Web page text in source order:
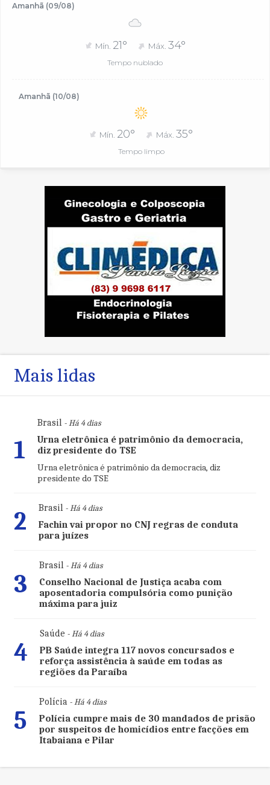
Amanhã (09/08)
Mín. 21° Máx. 34°
Tempo nublado
Amanhã (10/08)
Mín. 20° Máx.35°
Tempo limpo
Mais lidas
1
Brasil- Há 4 dias
Urna eletrônica é patrimônio da democracia,
diz presidente do TSE
Urna eletrônica é patrimônio da democracia, diz
presidente do TSE
2 Brasil- Há 4 dias
Fachin vai propor no CNJ regras de conduta
para juízes
3
Brasil- Há 4 dias
Conselho Nacional de Justiça acaba com
aposentadoria compulsória como punição
máxima para juiz
4
Saúde - Há 4 dias
PB Saúde integra 117 novos concursados e
reforça assistência à saúde em todas as
regiões da Paraíba
5
Polícia- Há 4 dias
Polícia cumpre mais de 30 mandados de prisão
por suspeitos de homicídios entre facções em
Itabaiana e Pilar